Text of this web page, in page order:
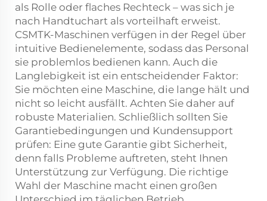
als Rolle oder flaches Rechteck – was sich je
nach Handtuchart als vorteilhaft erweist.
CSMTK-Maschinen verfügen in der Regel über
intuitive Bedienelemente, sodass das Personal
sie problemlos bedienen kann. Auch die
Langlebigkeit ist ein entscheidender Faktor:
Sie möchten eine Maschine, die lange hält und
nicht so leicht ausfällt. Achten Sie daher auf
robuste Materialien. Schließlich sollten Sie
Garantiebedingungen und Kundensupport
prüfen: Eine gute Garantie gibt Sicherheit,
denn falls Probleme auftreten, steht Ihnen
Unterstützung zur Verfügung. Die richtige
Wahl der Maschine macht einen großen